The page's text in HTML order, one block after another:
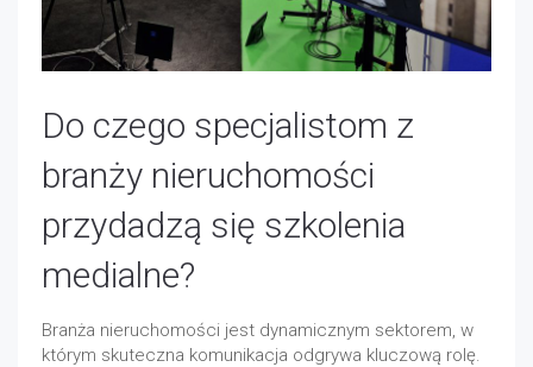
Do czego specjalistom z
branży nieruchomości
przydadzą się szkolenia
medialne?
Branża nieruchomości jest dynamicznym sektorem, w
którym skuteczna komunikacja odgrywa kluczową rolę.